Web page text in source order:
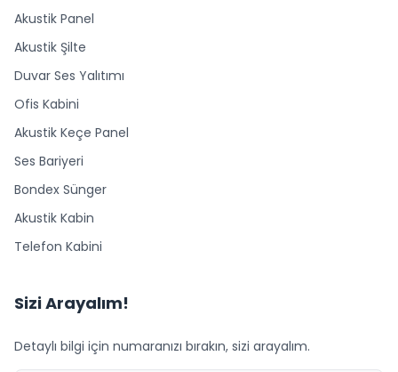
Akustik Panel
Akustik Şilte
Duvar Ses Yalıtımı
Ofis Kabini
Akustik Keçe Panel
Ses Bariyeri
Bondex Sünger
Akustik Kabin
Telefon Kabini
Sizi Arayalım!
Detaylı bilgi için numaranızı bırakın, sizi arayalım.